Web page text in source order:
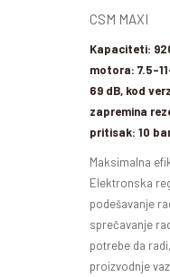
CSM MAXI
Kapaciteti:
motora: 7.5-
69 dB, kod
zapremina
pritisak: 10
Maksimalna
Elektronska
podešavanje
sprečavanje
potrebe da
proizvodnje